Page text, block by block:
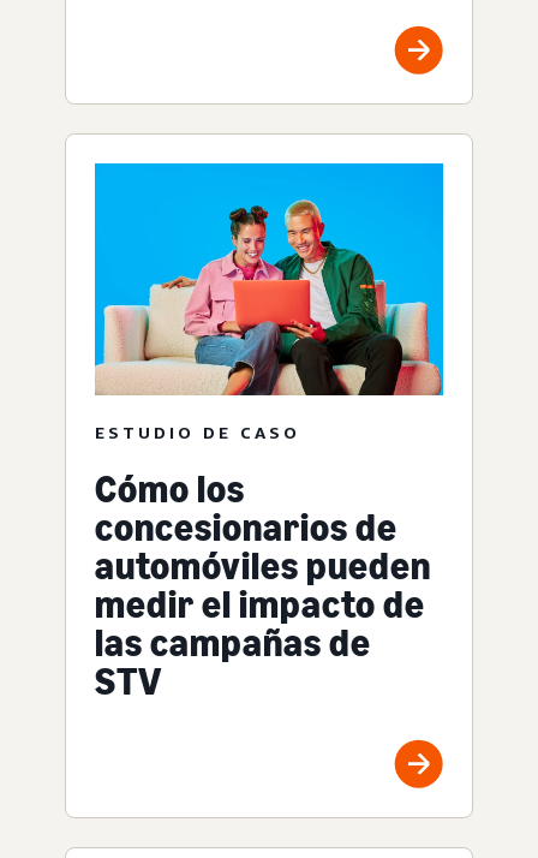
ESTUDIO DE CASO
Cómo los
concesionarios de
automóviles pueden
medir el impacto de
las campañas de
STV